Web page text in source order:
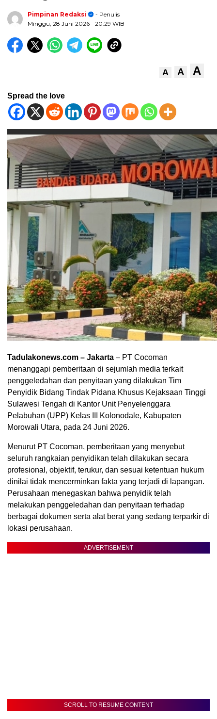
Pimpinan Redaksi
- Penulis
Minggu, 28 Juni 2026 - 20:29 WIB
A A A
Spread the love
Tadulakonews.com – Jakarta – PT Cocoman
menanggapi pemberitaan di sejumlah media terkait
penggeledahan dan penyitaan yang dilakukan Tim
Penyidik Bidang Tindak Pidana Khusus Kejaksaan Tinggi
Sulawesi Tengah di Kantor Unit Penyelenggara
Pelabuhan (UPP) Kelas III Kolonodale, Kabupaten
Morowali Utara, pada 24 Juni 2026.
Menurut PT Cocoman, pemberitaan yang menyebut
seluruh rangkaian penyidikan telah dilakukan secara
profesional, objektif, terukur, dan sesuai ketentuan hukum
dinilai tidak mencerminkan fakta yang terjadi di lapangan.
Perusahaan menegaskan bahwa penyidik telah
melakukan penggeledahan dan penyitaan terhadap
berbagai dokumen serta alat berat yang sedang terparkir di
lokasi perusahaan.
ADVERTISEMENT
SCROLL TO RESUME CONTENT